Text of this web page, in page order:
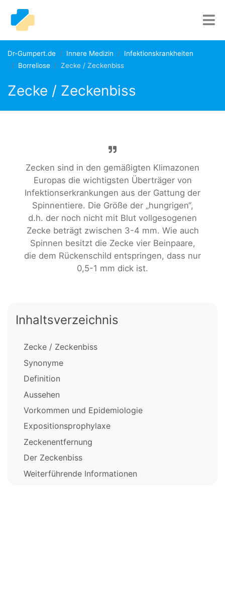
Dr-Gumpert.de Innere Medizin
Infektionskrankheiten
Borreliose
Zecke / Zeckenbiss
Zecke / Zeckenbiss
Zecken sind in den gemäßigten Klimazonen
Europas die wichtigsten Überträger von
Infektionserkrankungen aus der Gattung der
Spinnentiere. Die Größe der „hungrigen“,
d.h. der noch nicht mit Blut vollgesogenen
Zecke beträgt zwischen 3-4 mm. Wie auch
Spinnen besitzt die Zecke vier Beinpaare,
die dem Rückenschild entspringen, dass nur
0,5-1 mm dick ist.
Inhaltsverzeichnis
Zecke / Zeckenbiss
Synonyme
Definition
Aussehen
Vorkommen und Epidemiologie
Expositionsprophylaxe
Zeckenentfernung
Der Zeckenbiss
Weiterführende Informationen